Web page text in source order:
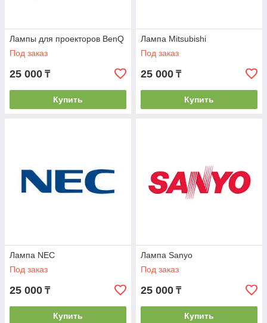
Лампы для проекторов BenQ
Под заказ
25 000 ₸
Купить
Лампа Mitsubishi
Под заказ
25 000 ₸
Купить
Лампа NEC
Под заказ
25 000 ₸
Купить
Лампа Sanyo
Под заказ
25 000 ₸
Купить